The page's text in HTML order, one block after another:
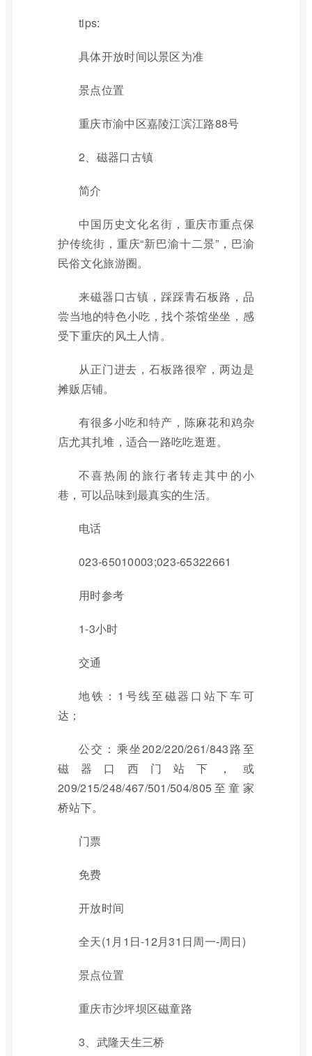
tips:
具体开放时间以景区为准
景点位置
重庆市渝中区嘉陵江滨江路88号
2、磁器口古镇
简介
中国历史文化名街，重庆市重点保
护传统街，重庆“新巴渝十二景”，巴渝
民俗文化旅游圈。
来磁器口古镇，踩踩青石板路，品
尝当地的特色小吃，找个茶馆坐坐，感
受下重庆的风土人情。
从正门进去，石板路很窄，两边是
摊贩店铺。
有很多小吃和特产，陈麻花和鸡杂
店尤其扎堆，适合一路吃吃逛逛。
不喜热闹的旅行者转走其中的小
巷，可以品味到最真实的生活。
电话
023-65010003;023-65322661
用时参考
1-3小时
交通
地铁：1号线至磁器口站下车可
达；
公交：乘坐202/220/261/843路至
磁器口西门站下，或
209/215/248/467/501/504/805至童家
桥站下。
门票
免费
开放时间
全天(1月1日-12月31日周一-周日)
景点位置
重庆市沙坪坝区磁童路
3、武隆天生三桥